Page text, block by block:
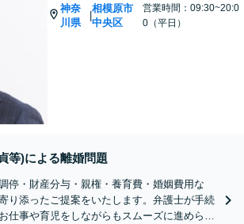
神奈
川県
相模原市
中央区
営業時間：09:30~20:0
0（平日）
等)による離婚問題
停・財産分与・親権・養育費・婚姻費用な
り添ったご提案をいたします。弁護士が手続
仕事や育児をしながらもスムーズに進められ